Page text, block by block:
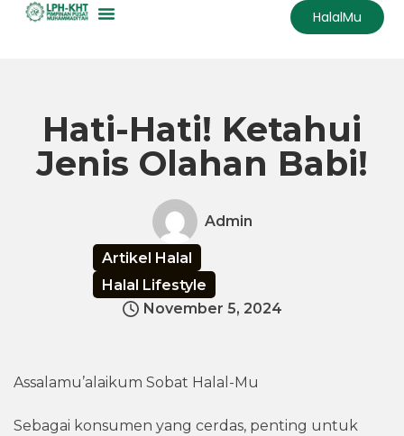
HalalMu
Hati-Hati! Ketahui
Jenis Olahan Babi!
Admin
Artikel Halal
Halal Lifestyle
November 5, 2024
Assalamu’alaikum Sobat Halal-Mu
Sebagai konsumen yang cerdas, penting untuk